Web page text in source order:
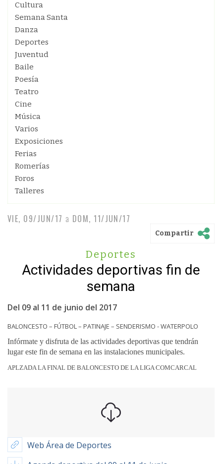
Cultura
Semana Santa
Danza
Deportes
Juventud
Baile
Poesía
Teatro
Cine
Música
Varios
Exposiciones
Ferias
Romerías
Foros
Talleres
VIE, 09/JUN/17 a DOM, 11/JUN/17
Compartir
Deportes
Actividades deportivas fin de
semana
Del 09 al 11 de junio del 2017
BALONCESTO – FÚTBOL – PATINAJE – SENDERISMO - WATERPOLO
Infórmate y disfruta de las actividades deportivas que tendrán
lugar este fin de semana en las instalaciones municipales.
APLZADA LA FINAL DE BALONCESTO DE LA LIGA COMCARCAL
Web Área de Deportes